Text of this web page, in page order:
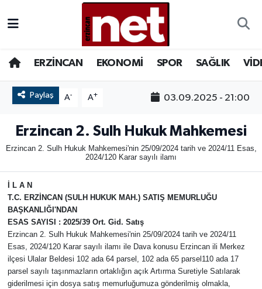
ERZİNCAN EKONOMİ SPOR SAĞLIK
Paylaş A- A+ 03.09.2025 - 21:00
Erzincan 2. Sulh Hukuk Mahkemesi
Erzincan 2. Sulh Hukuk Mahkemesi'nin 25/09/2024 tarih ve 2024/11 Esas,
2024/120 Karar sayılı ilamı
İ L A N
T.C. ERZİNCAN (SULH HUKUK MAH.) SATIŞ MEMURLUĞU
BAŞKANLIĞI'NDAN
ESAS SAYISI : 2025/39 Ort. Gid. Satış
Erzincan 2. Sulh Hukuk Mahkemesi'nin 25/09/2024 tarih ve 2024/11
Esas, 2024/120 Karar sayılı ilamı ile Dava konusu Erzincan ili Merkez
ilçesi Ulalar Beldesi 102 ada 64 parsel, 102 ada 65 parsel110 ada 17
parsel sayılı taşınmazların ortaklığın açık Artırma Suretiyle Satılarak
giderilmesi için dosya satış memurluğumuza gönderilmiş olmakla,
AKADEMİK YAZILAR
BÖLGE
EĞİTİM
GAZETEMİZ
GÜNCEL
İLÇELER
Merkez Nöbetçi Eczaneler
Merkez Trafik Yoğunluk Haritası
Süper Lig Puan Durumu ve Fikstür
Son Dakika Haberleri
Haber Arşivi